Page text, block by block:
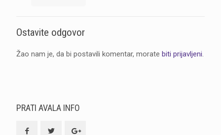
Ostavite odgovor
Žao nam je, da bi postavili komentar, morate biti prijavljeni.
PRATI AVALA INFO